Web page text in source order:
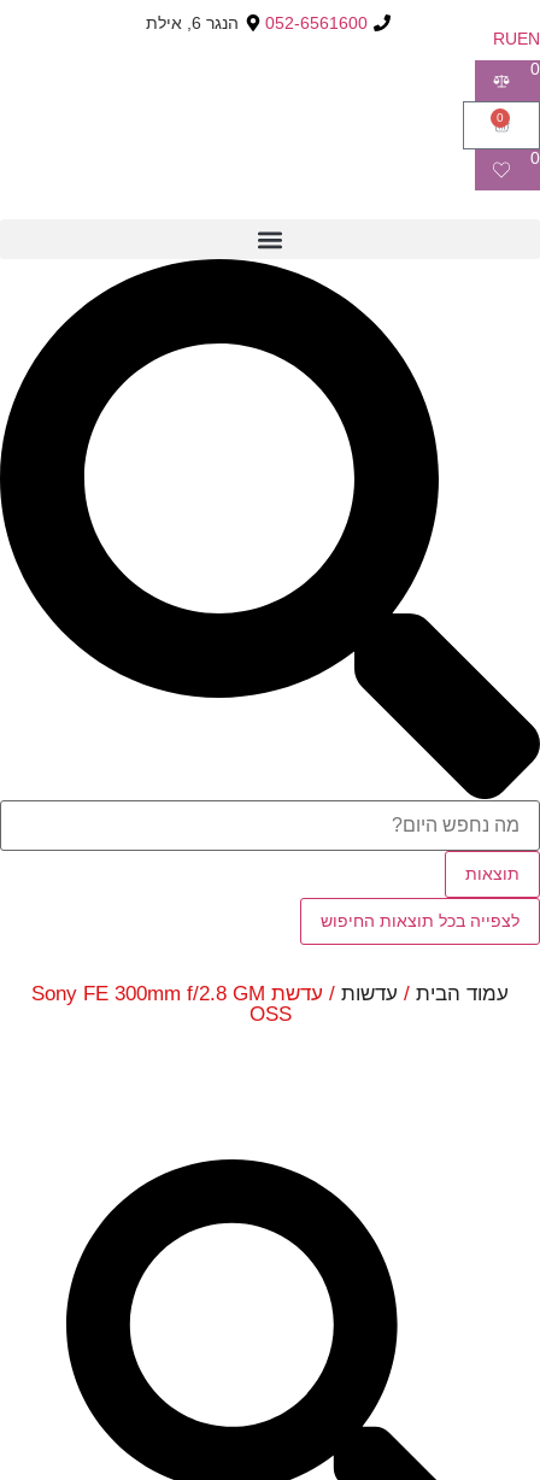
052-6561600
הנגר 6, אילת
EN
RU
0
0
0
תוצאות
לצפייה בכל תוצאות החיפוש
עמוד הבית / עדשות
/ עדשת Sony FE 300mm f/2.8 GM
OSS